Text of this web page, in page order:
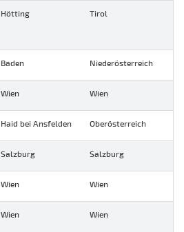
Hötting Tirol
Baden Niederösterreich
Wien Wien
Haid bei Ansfelden Oberösterreich
Salzburg Salzburg
Wien Wien
Wien Wien